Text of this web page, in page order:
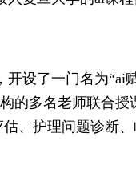
设了一门名为“ai
的多名老师联合授
、护理问题诊断